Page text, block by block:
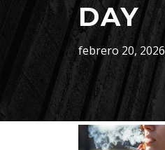
DAY
febrero 20, 2026